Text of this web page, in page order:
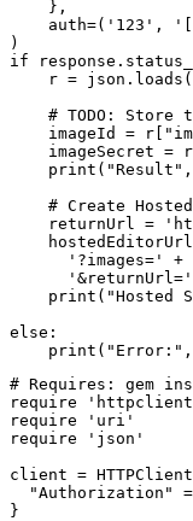
    },
auth=('123',
)
if
r =
# TODO: Store
imageId =
imageSecret =
# Create
returnUrl =
'?images=' +
print("Hosted
else:
# Requires: gem
require
require 'uri'
require 'json'
client =
"Authorization"
}